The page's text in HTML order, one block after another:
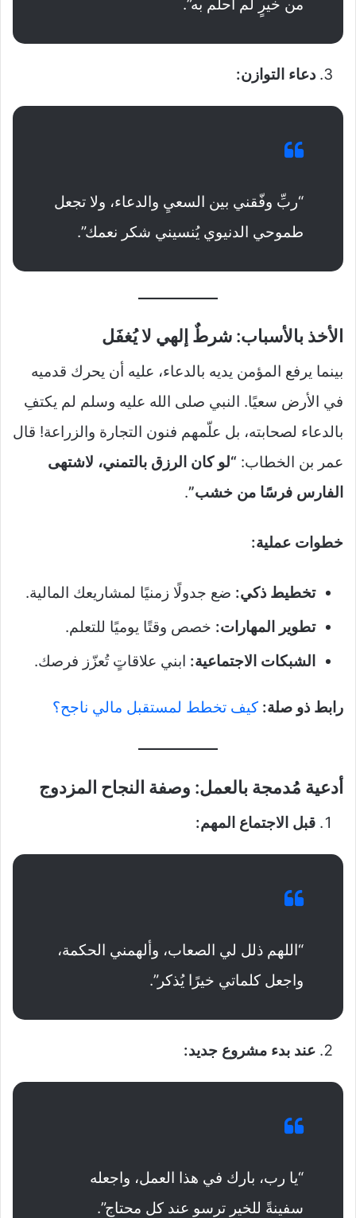
من خيرٍ لم أحلم به”.
دعاء التوازن:
“ربِّ وفّقني بين السعيِ والدعاء، ولا تجعل
طموحي الدنيوي يُنسيني شكر نعمك”.
الأخذ بالأسباب: شرطٌ إلهي لا يُغفَل
بينما يرفع المؤمن يديه بالدعاء، عليه أن يحرك قدميه
في الأرض سعيًا. النبي صلى الله عليه وسلم لم يكتفِ
بالدعاء لصحابته، بل علّمهم فنون التجارة والزراعة! قال
عمر بن الخطاب: “لو كان الرزق بالتمني، لاشتهى
الفارس فرسًا من خشب”.
خطوات عملية:
تخطيط ذكي: ضع جدولًا زمنيًا لمشاريعك المالية.
تطوير المهارات: خصص وقتًا يوميًا للتعلم.
الشبكات الاجتماعية: ابني علاقاتٍ تُعزّز فرصك.
رابط ذو صلة: كيف تخطط لمستقبل مالي ناجح؟
أدعية مُدمجة بالعمل: وصفة النجاح المزدوج
قبل الاجتماع المهم:
“اللهم ذلل لي الصعاب، وألهمني الحكمة،
واجعل كلماتي خيرًا يُذكر”.
عند بدء مشروع جديد:
“يا رب، بارك في هذا العمل، واجعله
سفينةً للخير ترسو عند كل محتاج”.